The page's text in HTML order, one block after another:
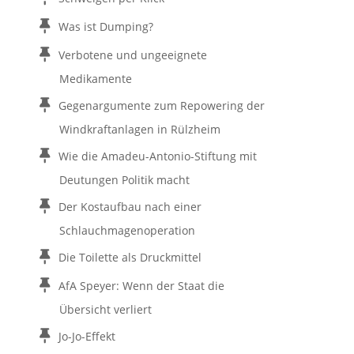
Was ist Dumping?
Verbotene und ungeeignete
Medikamente
Gegenargumente zum Repowering der
Windkraftanlagen in Rülzheim
Wie die Amadeu-Antonio-Stiftung mit
Deutungen Politik macht
Der Kostaufbau nach einer
Schlauchmagenoperation
Die Toilette als Druckmittel
AfA Speyer: Wenn der Staat die
Übersicht verliert
Jo-Jo-Effekt